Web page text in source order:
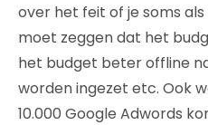
over het feit of je soms
moet zeggen dat het
het budget beter offline
worden ingezet etc. Ook
10.000 Google Adwords